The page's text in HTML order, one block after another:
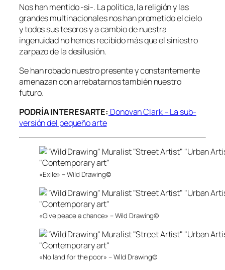
Nos han mentido -si-. La política, la religión y las
grandes multinacionales nos han prometido el cielo
y todos sus tesoros y a cambio de nuestra
ingenuidad no hemos recibido más que el siniestro
zarpazo de la desilusión.
Se han robado nuestro presente y constantemente
amenazan con arrebatarnos también nuestro
futuro.
PODRÍA INTERESARTE: Donovan Clark – La sub-
versión del pequeño arte
«Exile» – Wild Drawing©
«Give peace a chance» – Wild Drawing©
«No land for the poor» – Wild Drawing©